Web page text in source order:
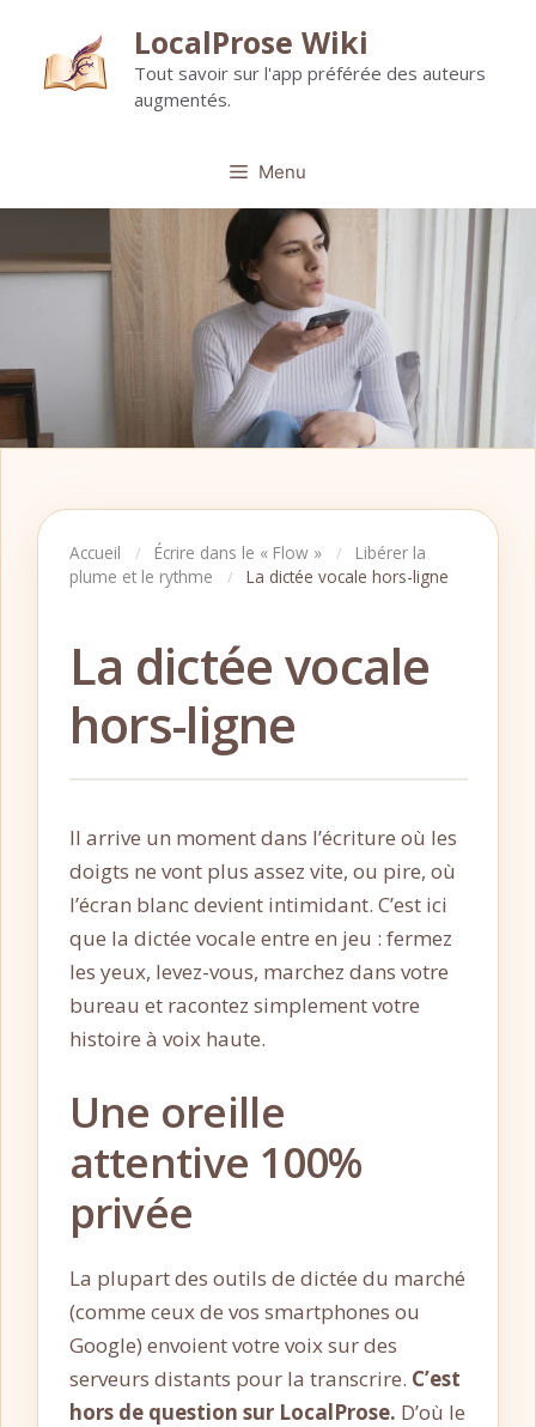
contenu
LocalProse Wiki
Tout savoir sur l'app préférée des auteurs
augmentés.
Menu
Accueil / Écrire dans le « Flow » /
Libérer la
plume et le rythme
/ La dictée vocale hors-ligne
La dictée vocale
hors-ligne
Il arrive un moment dans l’écriture où les
doigts ne vont plus assez vite, ou pire, où
l’écran blanc devient intimidant. C’est ici
que la dictée vocale entre en jeu : fermez
les yeux, levez-vous, marchez dans votre
bureau et racontez simplement votre
histoire à voix haute.
Une oreille
attentive 100%
privée
La plupart des outils de dictée du marché
(comme ceux de vos smartphones ou
Google) envoient votre voix sur des
serveurs distants pour la transcrire. C’est
hors de question sur LocalProse. D’où le